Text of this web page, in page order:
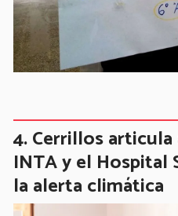
Cerrillos
INTA y el Hospital
la alerta climática